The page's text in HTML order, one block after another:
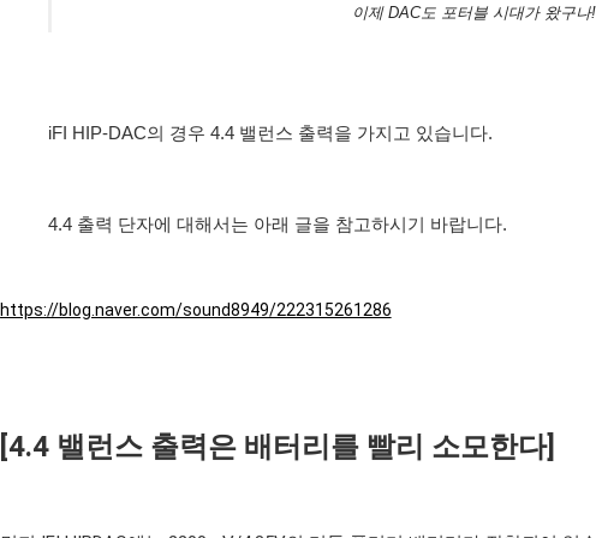
이제 DAC도 포터블 시대가 왔구나
iFI HIP-DAC의 경우 4.4 밸런스 출력을 가지고 있습니다.
4.4 출력 단자에 대해서는 아래 글을 참고하시기 바랍니다.
https://blog.naver.com/sound8949/222315261286
[4.4 밸런스 출력은 배터리를 빨리 소모한다]